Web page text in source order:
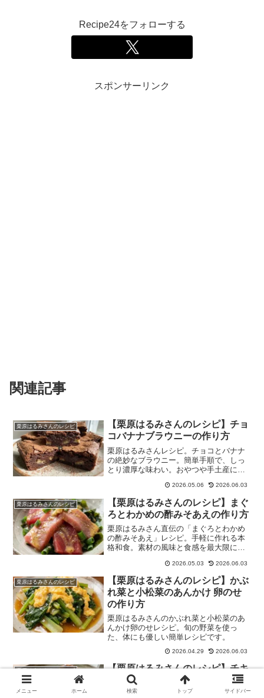
Recipe24をフォローする
スポンサーリンク
関連記事
栗原はるみさんのレシピ
【栗原はるみさんのレシピ】チョ
コバナナブラウニーの作り方
栗原はるみさんレシピ。チョコとバナナ
の絶妙なブラウニー。簡単手順で、しっ
とり濃厚な味わい。おやつや手土産に最
2026.05.06 2026.06.03
栗原はるみさんのレシピ
【栗原はるみさんのレシピ】まぐ
ろとわかめの酢みそあえの作り方
栗原はるみさん直伝の「まぐろとわかめ
の酢みそあえ」レシピ。手軽に作れる本
格和食。素材の風味と食感を最大限に引
2026.05.03 2026.06.03
栗原はるみさんのレシピ
【栗原はるみさんのレシピ】かぶ
れ菜と小松菜のあんかけ 卵のせ
の作り方
栗原はるみさんのかぶれ菜と小松菜のあ
んかけ卵のせレシピ。旬の野菜を使っ
た、体にも優しい簡単レシピです。
2026.04.29 2026.06.03
栗原はるみさんのレシピ
【栗原はるみさんのレシピ】チキ
ンのみそ漬けの作り方
栗原はるみさんレシピ「チキンのみそ漬
メニュー ホーム 検索 トップ サイドバー